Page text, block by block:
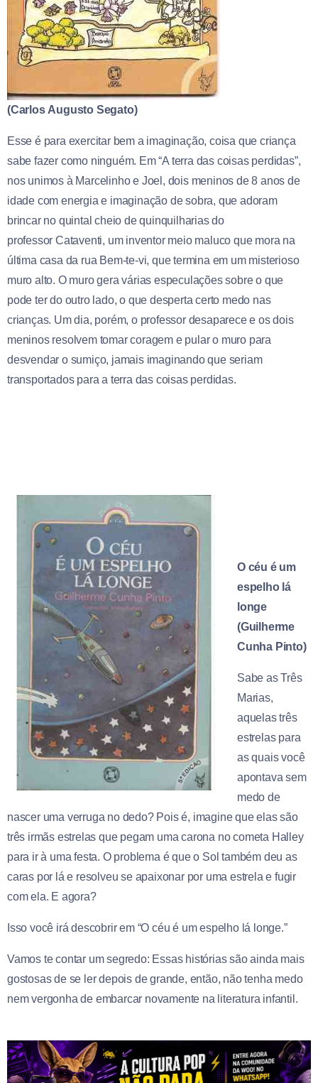
(CarlosAugusto Segato)
Esse é para exercitar bem a imaginação, coisa que criança
sabe fazer como ninguém. Em “A terra das coisas perdidas”,
nos unimos à Marcelinho e Joel, dois meninos de 8 anos de
idade com energia e imaginação de sobra, que adoram
brincar no quintal cheio de quinquilharias do
professor Cataventi, um inventor meio maluco que mora na
última casa da rua Bem-te-vi, que termina em um misterioso
muro alto. O muro gera várias especulações sobre o que
pode ter do outro lado, o que desperta certo medo nas
crianças. Um dia, porém, o professor desaparece e os dois
meninos resolvem tomar coragem e pular o muro para
desvendar o sumiço, jamais imaginando que seriam
transportados para a terra das coisas perdidas.
O céu é um
espelho lá
longe
(Guilherme
Cunha Pinto)
Sabe as Três
Marias,
aquelas três
estrelas para
as quais você
apontava sem
medo de
nascer uma verruga no dedo? Pois é, imagine que elas são
três irmãs estrelas que pegam uma carona no cometa Halley
para ir à uma festa. O problema é que o Sol também deu as
caras por lá e resolveu se apaixonar por uma estrela e fugir
com ela. E agora?
Isso você irá descobrir em “O céu é um espelho lá longe.”
Vamos te contar um segredo: Essas histórias são ainda mais
gostosas de se ler depois de grande, então, não tenha medo
nem vergonha de embarcar novamente na literatura infantil.